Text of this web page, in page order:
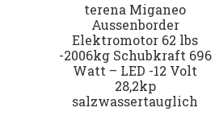
terena Miganeo
Aussenborder
Elektromotor 62 lbs
-2006kg Schubkraft 696
Watt – LED -12 Volt
28,2kp
salzwassertauglich